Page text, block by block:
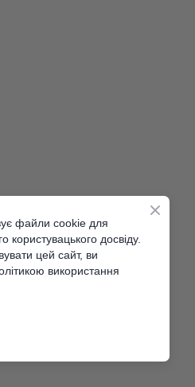
файли cookie для
досвіду.
цей сайт, ви
використання